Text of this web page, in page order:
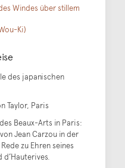
Windes über stillem
Ki)
des japanischen
Taylor, Paris
Beaux-Arts in Paris:
Jean Carzou in der
zu Ehren seines
d’Hauterives.